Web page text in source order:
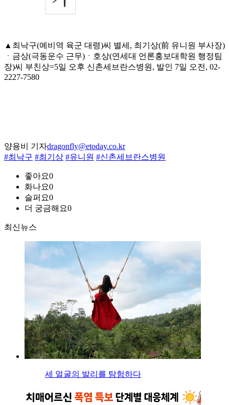
▲최낙구(예비역 육군 대령)씨 별세, 최기상(前 유니원 부사장)
ㆍ금상(극동운수 근무)ㆍ호상(연세대 언론홍보대학원 행정팀
장)씨 부친상=5일 오후 신촌세브란스병원, 발인 7일 오전, 02-
2227-7580
양용비 기자dragonfly@etoday.co.kr
#최낙구 #최기상 #유니원 #신촌세브란스병원
좋아요0
화나요0
슬퍼요0
더 궁금해요0
최신뉴스
세 얼굴의 발리를 탐험하다